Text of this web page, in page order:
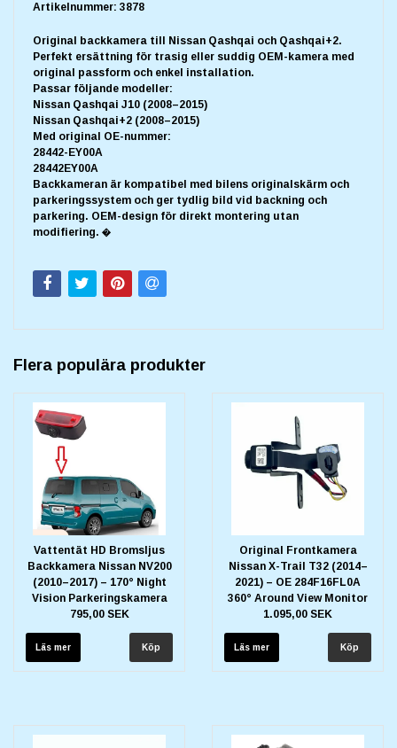
Artikelnummer: 3878
Original backkamera till Nissan Qashqai och Qashqai+2.
Perfekt ersättning för trasig eller suddig OEM-kamera med
original passform och enkel installation.
Passar följande modeller:
Nissan Qashqai J10 (2008–2015)
Nissan Qashqai+2 (2008–2015)
Med original OE-nummer:
28442-EY00A
28442EY00A
Backkameran är kompatibel med bilens originalskärm och
parkeringssystem och ger tydlig bild vid backning och
parkering. OEM-design för direkt montering utan
modifiering. �
Flera populära produkter
Vattentät HD Bromsljus
Backkamera Nissan NV200
(2010–2017) – 170° Night
Vision Parkeringskamera
795,00 SEK
Läs mer
Original Frontkamera
Nissan X-Trail T32 (2014–
2021) – OE 284F16FL0A
360° Around View Monitor
1.095,00 SEK
Läs mer